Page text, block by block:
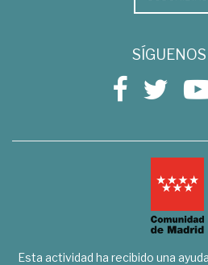
SÍGUENOS
Esta actividad ha recibido una